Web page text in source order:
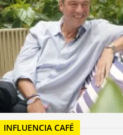
INFLUENCIA CAFÉ